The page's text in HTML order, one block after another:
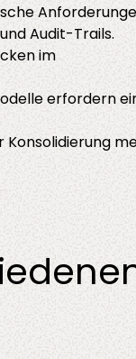
Audit-Trails.
im
erfordern
Konsolidierung